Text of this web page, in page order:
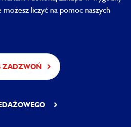
możesz liczyć na pomoc naszych
ZADZWOŃ